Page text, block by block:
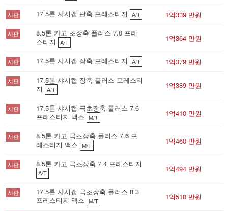
시판 17.5톤 샤시캡 단축 프레스티지 A/T 1억339 만원
시판
8.5톤 카고 초장축 플러스 7.0 프레
스티지
A/T 1억364 만원
시판 17.5톤 샤시캡 장축 프레스티지 A/T 1억379 만원
시판
17.5톤 샤시캡 장축 플러스 프레스티
지
A/T 1억389 만원
시판
17.5톤 샤시캡 극초장축 플러스 7.6
프레스티지 맥스 M/T 1억410 만원
시판
8.5톤 카고 극초장축 플러스 7.6 프
레스티지 맥스 M/T 1억460 만원
시판 8.5톤 카고 극초장축 7.4 프레스티지
A/T 1억494 만원
시판
17.5톤 샤시캡 극초장축 플러스 8.3
프레스티지 맥스 M/T 1억510 만원